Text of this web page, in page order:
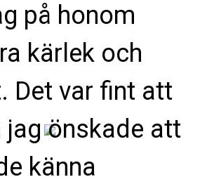
på honom
kärlek och
Det var fint att
jag önskade att
känna